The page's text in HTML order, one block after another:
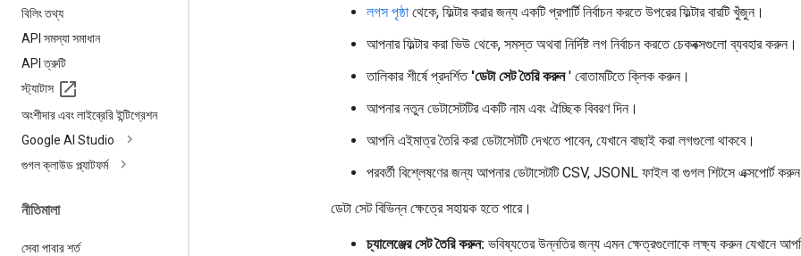
বিলিং তথ্য
API সমস্যা সমাধান
API ত্রুটি
স্ট্যাটাস
অংশীদার এবং লাইব্রেরি ইন্টিগ্রেশন
Google AI Studio
গুগল ক্লাউড প্ল্যাটফর্ম
নীতিমালা
সেবা পাবার শর্ত
লগস পৃষ্ঠা থেকে, ফিল্টার করার জন্য একটি প্রপার্টি নির্বাচন করতে উপরের ফিল্টার বারটি খুঁজুন।
আপনার ফিল্টার করা ভিউ থেকে, সমস্ত অথবা নির্দিষ্ট লগ নির্বাচন করতে চেকবক্সগুলো ব্যবহার করুন।
তালিকার শীর্ষে প্রদর্শিত 'ডেটা সেট তৈরি করুন' বোতামটিতে ক্লিক করুন।
আপনার নতুন ডেটাসেটটির একটি নাম এবং ঐচ্ছিক বিবরণ দিন।
আপনি এইমাত্র তৈরি করা ডেটাসেটটি দেখতে পাবেন, যেখানে বাছাই করা লগগুলো থাকবে।
পরবর্তী বিশ্লেষণের জন্য আপনার ডেটাসেটটি CSV, JSONL ফাইল বা গুগল শিটসে এক্সপোর্ট
ডেটা সেট বিভিন্ন ক্ষেত্রে সহায়ক হতে পারে।
চ্যালেঞ্জের সেট তৈরি করুন: ভবিষ্যতের উন্নতির জন্য এমন ক্ষেত্রগুলোকে লক্ষ্য করুন যেখানে